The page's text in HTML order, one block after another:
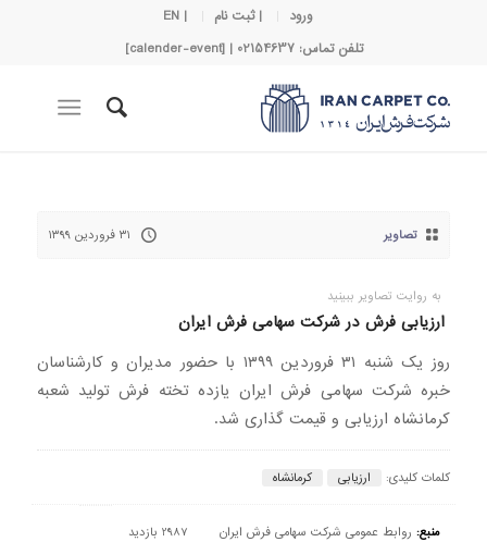
ورود | ثبت نام
| EN
تلفن تماس: 02154637 | [calender-event]
تصاویر ۳۱ فروردین ۱۳۹۹
به روایت تصاویر ببینید
ارزیابی فرش در شرکت سهامی فرش ایران
روز یک شنبه ۳۱ فروردین ۱۳۹۹ با حضور مدیران و کارشناسان
خبره شرکت سهامی فرش ایران یازده تخته فرش تولید شعبه
کرمانشاه ارزیابی و قیمت گذاری شد.
کلمات کلیدی: ارزیابی کرمانشاه
منبع: روابط عمومی شرکت سهامی فرش ایران 2987 بازدید